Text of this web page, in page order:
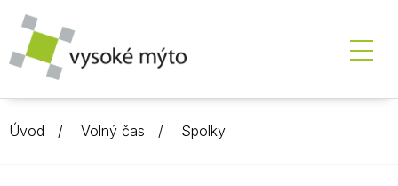
Úvod Volný čas Spolky